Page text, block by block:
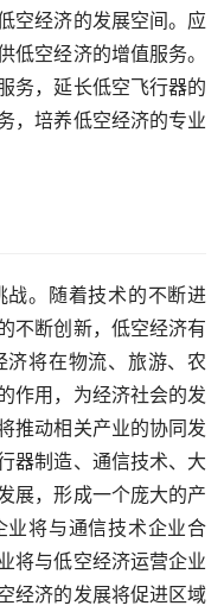
空经济的发展空间。应
低空经济的增值服务。
务，延长低空飞行器的
，培养低空经济的专业
。随着技术的不断进
不断创新，低空经济有
将在物流、旅游、农
作用，为经济社会的发
推动相关产业的协同发
器制造、通信技术、大
展，形成一个庞大的产
业将与通信技术企业合
将与低空经济运营企业
经济的发展将促进区域